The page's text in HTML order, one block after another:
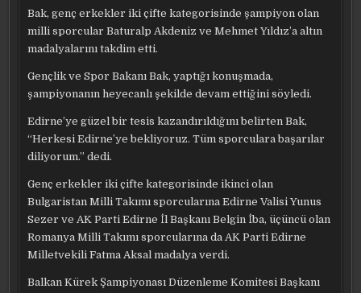
Bak, genç erkekler iki çifte kategorisinde şampiyon olan
milli sporcular Baturalp Akdeniz ve Mehmet Yıldız’a altın
madalyalarını takdim etti.
Gençlik ve Spor Bakanı Bak, yaptığı konuşmada,
şampiyonanın heyecanlı şekilde devam ettiğini söyledi.
Edirne’ye güzel bir tesis kazandırıldığını belirten Bak,
“Herkesi Edirne’ye bekliyoruz. Tüm sporculara başarılar
diliyorum.” dedi.
Genç erkekler iki çifte kategorisinde ikinci olan
Bulgaristan Milli Takımı sporcularına Edirne Valisi Yunus
Sezer ve AK Parti Edirne İl Başkanı Belgin İba, üçüncü olan
Romanya Milli Takımı sporcularına da AK Parti Edirne
Milletvekili Fatma Aksal madalya verdi.
Balkan Kürek Şampiyonası Düzenleme Komitesi Başkanı